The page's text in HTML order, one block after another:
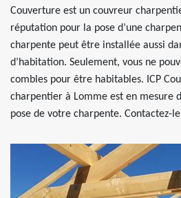
Couverture est un couvreur
réputation pour la pose d’une
charpente peut être installée aussi
d’habitation. Seulement, vous ne
combles pour être habitables. ICP
charpentier à Lomme est en mesure
pose de votre charpente. Contactez-